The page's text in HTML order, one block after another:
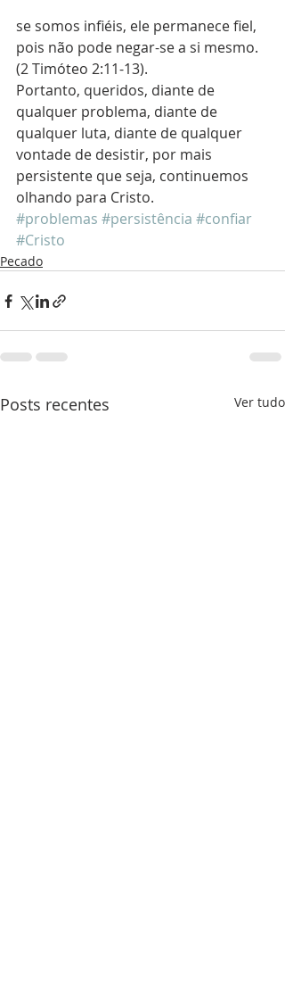
se somos infiéis, ele permanece fiel,
pois não pode negar-se a si mesmo.
(2 Timóteo 2:11-13).
Portanto, queridos, diante de
qualquer problema, diante de
qualquer luta, diante de qualquer
vontade de desistir, por mais
persistente que seja, continuemos
olhando para Cristo.
#problemas #persistência #confiar
#Cristo
Pecado
Posts recentes Ver tudo